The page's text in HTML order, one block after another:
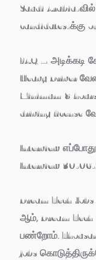
Saudi Arabia-
candidates-க்கு
FAQ – அடிக்கடி
Heavy Driver
Minimum 8
driving license
Interview
Interview 30-
Dream Tech
ஆம், Dream Tech
பண்றோம்.
jobs